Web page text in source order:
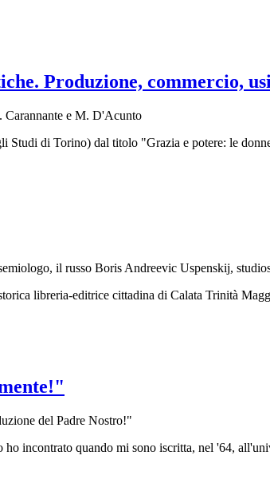
Produzione, commercio,
Carannante e M. D'Acunto
di Torino) dal titolo "Grazia e potere: le
il russo Boris Andreevic Uspenskij,
libreria-editrice cittadina di Calata Trinità
del Padre Nostro!"
incontrato quando mi sono iscritta, nel '64,